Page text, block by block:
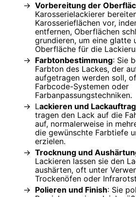
Vorbereitung der
Karosserielackierer
Karosserieflächen vor,
entfernen, Oberflächen
grundieren, um eine glatte
Oberfläche für die
Farbtonbestimmung: Sie
Farbton des Lackes, der
aufgetragen werden soll,
Farbcode-Systemen oder
Farbanpassungstechniken.
Lackieren und Lackauftrag
tragen den Lack auf die
auf, normalerweise in
die gewünschte Farbtiefe
erzielen.
Trocknung und
Lackieren lassen sie den
aushärten, oft unter
Trockenöfen oder
Polieren und Finish: Sie